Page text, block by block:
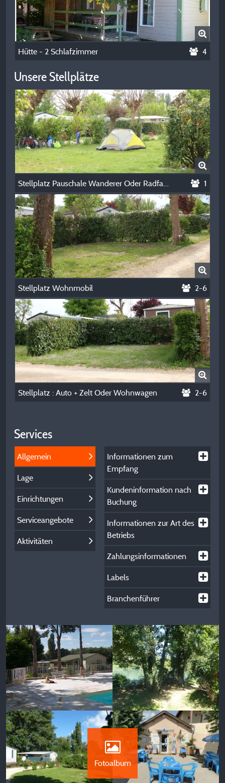
Hütte - 2 Schlafzimmer 4
Unsere Stellplätze
Stellplatz Pauschale Wanderer Oder Radfahrer Mit Zelt 1
Stellplatz Wohnmobil 2-6
Stellplatz : Auto + Zelt Oder Wohnwagen 2-6
Services
Allgemein
Lage
Einrichtungen
Serviceangebote
Aktivitäten
Informationen zum
Empfang
Kundeninformation nach
Buchung
Informationen zur Art des
Betriebs
Zahlungsinformationen
Labels
Branchenführer
Fotoalbum